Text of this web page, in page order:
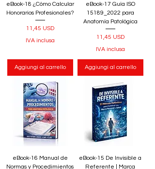
eBook-18 ¿Cómo Calcular
Honorarios Profesionales?
Prezzo
11,45 USD
IVA inclusa
Aggiungi al carrello
eBook-17 Guía ISO
15189_2022 para
Anatomía Patológica
Prezzo
11,45 USD
IVA inclusa
Aggiungi al carrello
eBook-16 Manual de
Normas y Procedimientos
eBook-15 De Invisible a
Referente | Marca